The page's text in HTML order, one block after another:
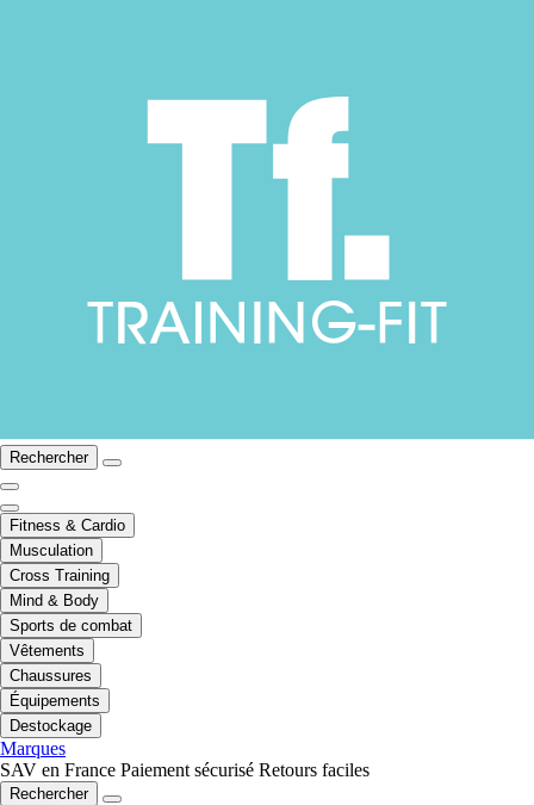
Rechercher
Fitness & Cardio
Musculation
Cross Training
Mind & Body
Sports de combat
Vêtements
Chaussures
Équipements
Destockage
Marques
SAV en France Paiement sécurisé Retours faciles
Rechercher